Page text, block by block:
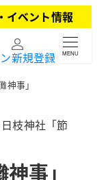
イベント情報
新規登録 MENU
神事」
枝神社「節
事」